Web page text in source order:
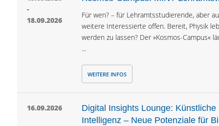
-
18.09.2026
Für wen? – für Lehramtsstudierende, aber
weitere Interessierte offen. Bereit, Physik
werden zu lassen? Der »Kosmos-Campus«
...
WEITERE INFOS
16.09.2026
Digital Insights Lounge: Künstliche
Intelligenz – Neue Potenziale für